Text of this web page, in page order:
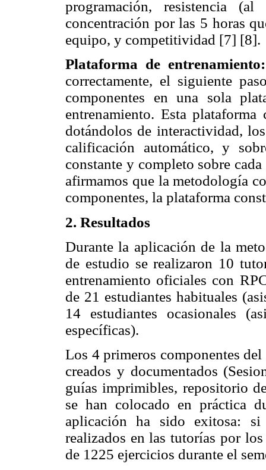
programación, resistencia
concentración por las 5 horas
equipo, y competitividad [7] [8].
Plataforma de
correctamente, el siguiente
componentes en una sola
entrenamiento. Esta
dotándolos de interactividad,
calificación automático, y
constante y completo sobre
afirmamos que la metodología
componentes, la plataforma
2. Resultados
Durante la aplicación de la
de estudio se realizaron 10
entrenamiento oficiales con
de 21 estudiantes habituales
14 estudiantes ocasionales
específicas).
Los 4 primeros componentes
creados y documentados
guías imprimibles, repositorio
se han colocado en práctica
aplicación ha sido exitosa: si
realizados en las tutorías por
de 1225 ejercicios durante el